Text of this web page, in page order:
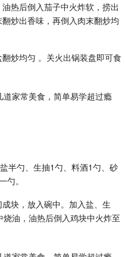
热后倒入茄子中火炸软，捞出
炒出香味，再倒入肉末翻炒均
炒均匀 。关火出锅装盘即可食
半勺、生抽1勺、料酒1勺、砂
勺。
块，放入碗中。加入盐、生
油，油热后倒入鸡块中火炸至